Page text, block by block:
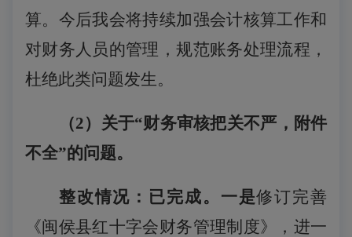
算。今后我会将持续加强会计核算工作和
对财务人员的管理，规范账务处理流程，
杜绝此类问题发生。
（2）关于“财务审核把关不严，附件
不全”的问题。
整改情况：已完成。一是修订完善
《闽侯县红十字会财务管理制度》，进一